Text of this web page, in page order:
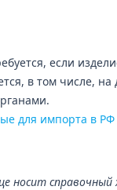
если
в том числе,
для импорта в РФ
носит